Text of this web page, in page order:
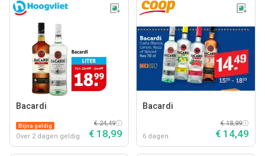
Bacardi
Bijna geldig
Over 2 dagen geldig
€ 24,49
€ 18,99
Bacardi
6 dagen
€ 18,99
€ 14,49